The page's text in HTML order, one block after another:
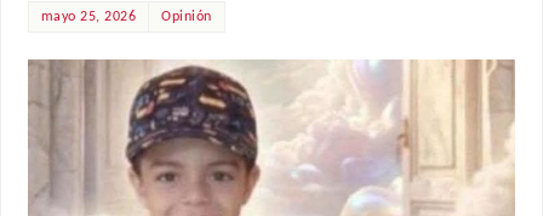
mayo 25, 2026 Opinión